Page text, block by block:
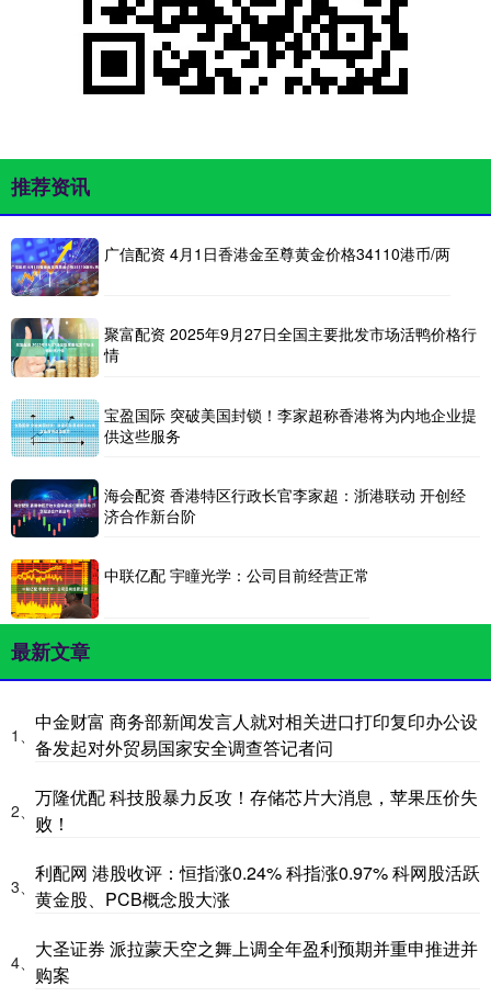
推荐资讯
广信配资 4月1日香港金至尊黄金价格34110港币/两
聚富配资 2025年9月27日全国主要批发市场活鸭价格行
情
宝盈国际 突破美国封锁！李家超称香港将为内地企业提
供这些服务
海会配资 香港特区行政长官李家超：浙港联动 开创经
济合作新台阶
中联亿配 宇瞳光学：公司目前经营正常
最新文章
1、
中金财富 商务部新闻发言人就对相关进口打印复印办公设
备发起对外贸易国家安全调查答记者问
2、
万隆优配 科技股暴力反攻！存储芯片大消息，苹果压价失
败！
3、
利配网 港股收评：恒指涨0.24% 科指涨0.97% 科网股活跃
黄金股、PCB概念股大涨
4、
大圣证券 派拉蒙天空之舞上调全年盈利预期并重申推进并
购案